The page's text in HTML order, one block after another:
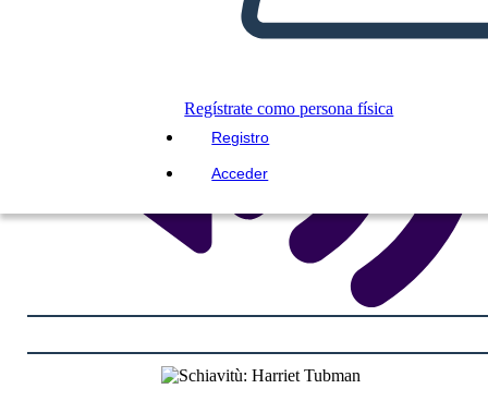
Regístrate como persona física
Registro
Acceder